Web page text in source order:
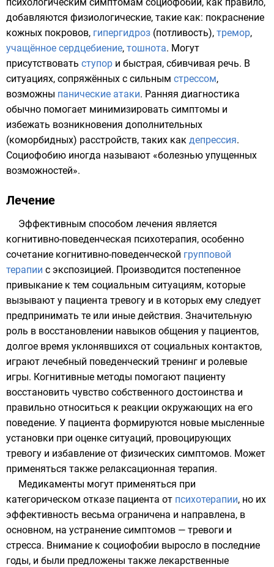
добавляются физиологические, такие как: покраснение
кожных покровов, гипергидроз (потливость), тремор,
учащённое сердцебиение, тошнота. Могут
присутствовать ступор и быстрая, сбивчивая речь. В
ситуациях, сопряжённых с сильным стрессом,
возможны панические атаки. Ранняя диагностика
обычно помогает минимизировать симптомы и
избежать возникновения дополнительных
(коморбидных) расстройств, таких как депрессия.
Социофобию иногда называют «болезнью упущенных
возможностей».
Лечение
Эффективным способом лечения является
когнитивно-поведенческая психотерапия, особенно
сочетание когнитивно-поведенческой групповой
терапии с экспозицией. Производится постепенное
привыкание к тем социальным ситуациям, которые
вызывают у пациента тревогу и в которых ему следует
предпринимать те или иные действия. Значительную
роль в восстановлении навыков общения у пациентов,
долгое время уклонявшихся от социальных контактов,
играют лечебный поведенческий тренинг и ролевые
игры. Когнитивные методы помогают пациенту
восстановить чувство собственного достоинства и
правильно относиться к реакции окружающих на его
поведение. У пациента формируются новые мысленные
установки при оценке ситуаций, провоцирующих
тревогу и избавление от физических симптомов. Может
применяться также релаксационная терапия.
Медикаменты могут применяться при
категорическом отказе пациента от психотерапии, но их
эффективность весьма ограничена и направлена, в
основном, на устранение симптомов — тревоги и
стресса. Внимание к социофобии выросло в последние
годы, и были предложены также лекарственные